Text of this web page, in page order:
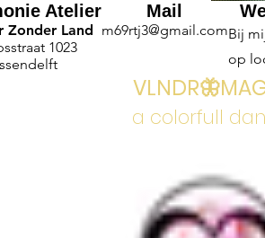
Atelier
Zonder Land
1023
Mail
m69rtj3@gmail.comBij
op
a colorfull